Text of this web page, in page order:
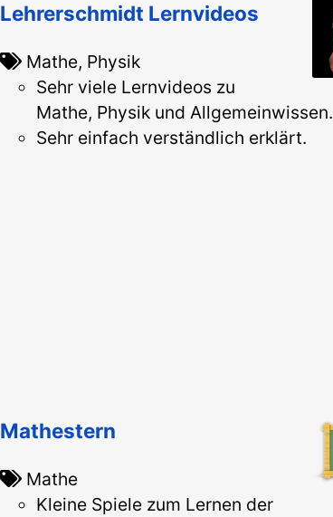
Lehrerschmidt Lernvideos
Mathe, Physik
Sehr viele Lernvideos zu
Mathe, Physik und Allgemeinwissen.
Sehr einfach verständlich erklärt.
Mathestern
Mathe
Kleine Spiele zum Lernen der